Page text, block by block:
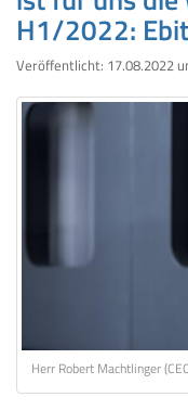
H1/2022:
Veröffentlicht: 17.08.2022
Herr Robert Machtlinger